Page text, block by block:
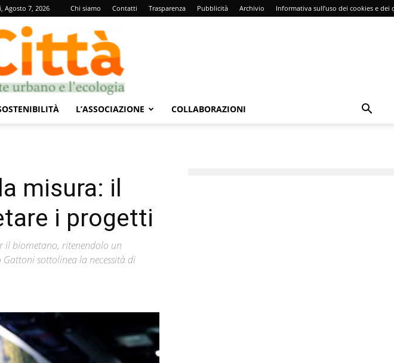
Agosto 7, 2026 Chi siamo Contatti Trasparenza Pubblicità Archivio Informativa sull’uso dei cookies e dei
L’ASSOCIAZIONE COLLABORAZIONI
misura: il
i progetti
il biometano, ritenendolo un
Gattoni sottolinea la necessità di